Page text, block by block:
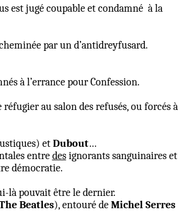
est jugé coupable et condamné à la
par un d’antidreyfusard.
à l’errance pour Confession.
au salon des refusés, ou forcés à
etDubout…
entredesignorants sanguinaires et
démocratie.
là pouvait être le dernier.
Beatles), entouré deMichel Serres